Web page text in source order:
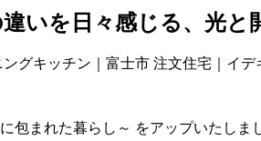
いを日々感じる、光と
まれた暮らし～ をアップいたしま